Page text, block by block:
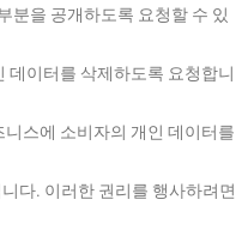
분을 공개하도록 요청할 수 있
데이터를 삭제하도록 요청합니
스에 소비자의 개인 데이터를
다. 이러한 권리를 행사하려면